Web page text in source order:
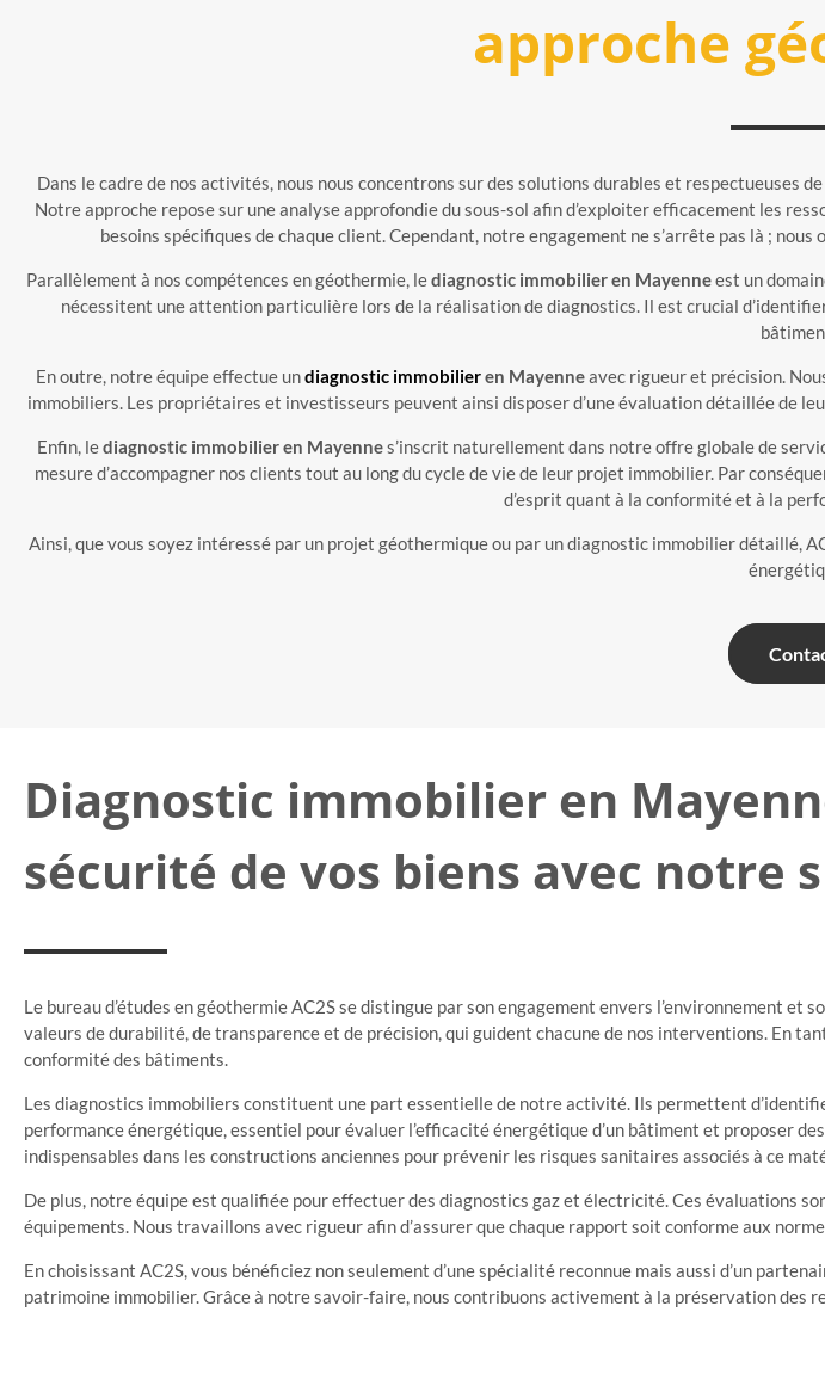
approche
Dans le cadre de nos activités, nous nous concentrons sur des solutions durables et respectueuses
Notre approche repose sur une analyse approfondie du sous-sol afin d’exploiter efficacement les
besoins spécifiques de chaque client. Cependant, notre engagement ne s’arrête pas là ;
Parallèlement à nos compétences en géothermie, lediagnostic immobilier en Mayenneest un
nécessitent une attention particulière lors de la réalisation de diagnostics. Il est crucial
En outre, notre équipe effectue undiagnostic immobilieren Mayenneavec rigueur et précision.
immobiliers. Les propriétaires et investisseurs peuvent ainsi disposer d’une évaluation détaillée de
Enfin, lediagnostic immobilier en Mayennes’inscrit naturellement dans notre offre globale de
mesure d’accompagner nos clients tout au long du cycle de vie de leur projet immobilier. Par
d’esprit quant à la conformité et à la
Ainsi, que vous soyez intéressé par un projet géothermique ou par un diagnostic immobilier
Diagnostic immobilier en
sécurité de vos biens avec notre
Le bureau d’études en géothermie AC2S se distingue par son engagement envers l’environnement
valeurs de durabilité, de transparence et de précision, qui guident chacune de nos interventions. En
conformité des bâtiments.
Les diagnostics immobiliers constituent une part essentielle de notre activité. Ils permettent
performance énergétique, essentiel pour évaluer l’efficacité énergétique d’un bâtiment et proposer
indispensables dans les constructions anciennes pour prévenir les risques sanitaires associés à ce
De plus, notre équipe est qualifiée pour effectuer des diagnostics gaz et électricité. Ces évaluations
équipements. Nous travaillons avec rigueur afin d’assurer que chaque rapport soit conforme aux
En choisissant AC2S, vous bénéficiez non seulement d’une spécialité reconnue mais aussi d’un
patrimoine immobilier. Grâce à notre savoir-faire, nous contribuons activement à la préservation des